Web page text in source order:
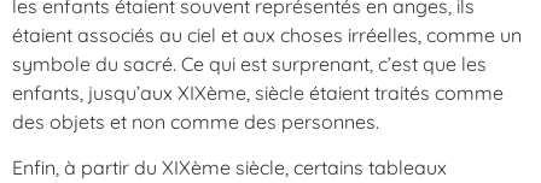
les enfants étaient souvent représentés en anges, ils
étaient associés au ciel et aux choses irréelles, comme un
symbole du sacré. Ce qui est surprenant, c’est que les
enfants, jusqu’aux XIXème, siècle étaient traités comme
des objets et non comme des personnes.
Enfin, à partir du XIXème siècle, certains tableaux